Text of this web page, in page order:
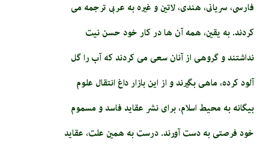
فارسى، سريانى، هندى، لاتين و غيره به عربى ترجمه مى
كردند. به يقين، همه آن ها در كار خود حسن نيت
نداشتند و گروهى از آنان سعى مى كردند كه آب را گل
آلود كرده، ماهى بگيرند و از اين بازار داغ انتقال علوم
بيگانه به محيط اسلام، براى نشر عقايد فاسد و مسموم
خود فرصتى به دست آورند. درست به همين علت، عقايد